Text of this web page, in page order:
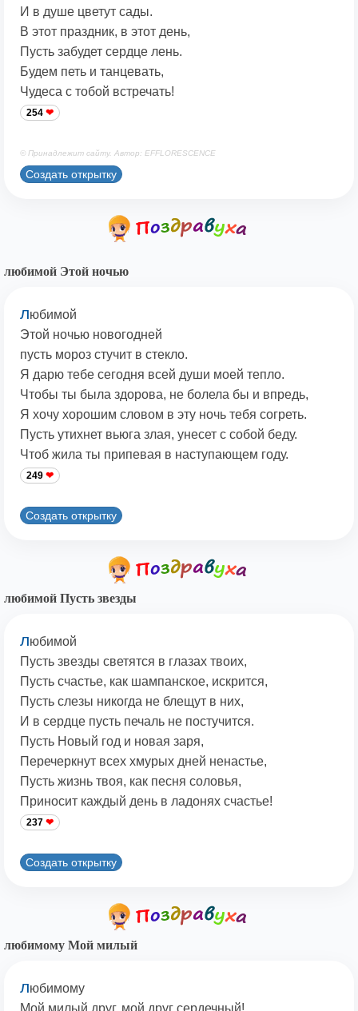
И в душе цветут сады.
В этот праздник, в этот день,
Пусть забудет сердце лень.
Будем петь и танцевать,
Чудеса с тобой встречать!
254
© Принадлежит сайту. Автор: EFFLORESCENCE
Создать открытку
любимой Этой ночью
любимой
Этой ночью новогодней
пусть мороз стучит в стекло.
Я дарю тебе сегодня всей души моей тепло.
Чтобы ты была здорова, не болела бы и впредь,
Я хочу хорошим словом в эту ночь тебя согреть.
Пусть утихнет вьюга злая, унесет с собой беду.
Чтоб жила ты припевая в наступающем году.
249
Создать открытку
любимой Пусть звезды
любимой
Пусть звезды светятся в глазах твоих,
Пусть счастье, как шампанское, искрится,
Пусть слезы никогда не блещут в них,
И в сердце пусть печаль не постучится.
Пусть Новый год и новая заря,
Перечеркнут всех хмурых дней ненастье,
Пусть жизнь твоя, как песня соловья,
Приносит каждый день в ладонях счастье!
237
Создать открытку
любимому Мой милый
любимому
Мой милый друг, мой друг сердечный!